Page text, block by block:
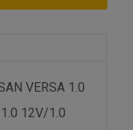
VERSA 1.0
12V/1.0